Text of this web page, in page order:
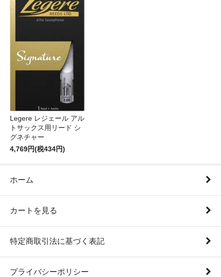
Legere レジェール アル
トサックス用リード シ
グネチャー
4,769円(税434円)
ホーム
カートを見る
特定商取引法に基づく表記
プライバシーポリシー